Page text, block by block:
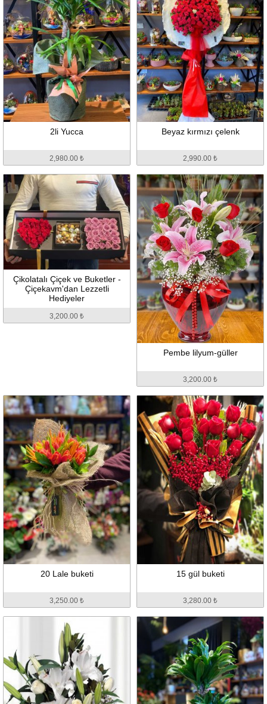
2li Yucca
2,980.00 ₺
Beyaz kırmızı çelenk
2,990.00 ₺
Çikolatalı Çiçek ve Buketler -
Çiçekavm'dan Lezzetli
Hediyeler
3,200.00 ₺
Pembe lilyum-güller
3,200.00 ₺
20 Lale buketi
3,250.00 ₺
15 gül buketi
3,280.00 ₺